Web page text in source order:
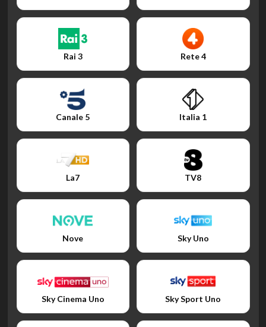
Rai 3 Rete 4
Canale 5 Italia 1
La7 TV8
Nove Sky Uno
Sky Cinema Uno Sky Sport Uno